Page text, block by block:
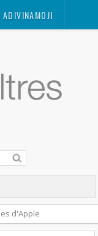
ADIVINAMOJI
d'Apple